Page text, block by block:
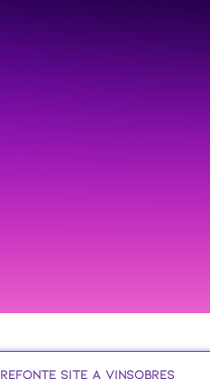
Refonte site à Vinsobres